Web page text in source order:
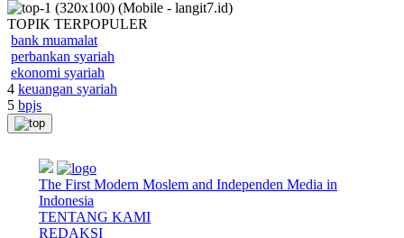
TOPIK TERPOPULER
bank muamalat
perbankan syariah
ekonomi syariah
4 keuangan syariah
5 bpjs
The First Modern Moslem and Independen Media in
Indonesia
TENTANG KAMI
REDAKSI